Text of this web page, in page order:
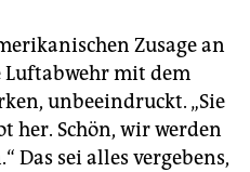
Zusage an
Luftabwehr mit dem
unbeeindruckt. „Sie
her. Schön, wir werden
Das sei alles vergebens,